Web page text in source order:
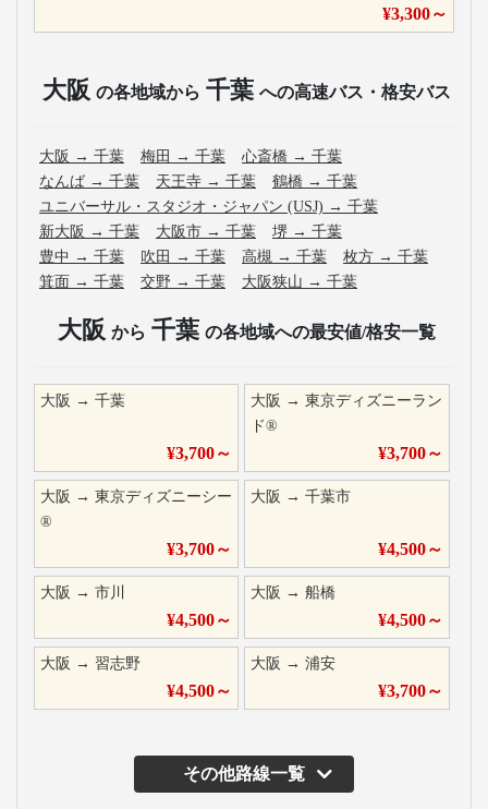
¥3,300～
大阪 の各地域から 千葉 への高速バス・格安バス
大阪 → 千葉 梅田 → 千葉 心斎橋 → 千葉
なんば → 千葉 天王寺 → 千葉 鶴橋 → 千葉
ユニバーサル・スタジオ・ジャパン (USJ) → 千葉
新大阪 → 千葉 大阪市 → 千葉 堺 → 千葉
豊中 → 千葉 吹田 → 千葉 高槻 → 千葉 枚方 → 千葉
箕面 → 千葉 交野 → 千葉 大阪狭山 → 千葉
大阪 から 千葉 の各地域への最安値/格安一覧
大阪 → 千葉
¥3,700～
大阪 →東京ディズニーラン
ド®
¥3,700～
大阪 → 東京ディズニーシー
®
¥3,700～
大阪 →千葉市
¥4,500～
大阪 → 市川
¥4,500～
大阪 →船橋
¥4,500～
大阪 → 習志野
¥4,500～
大阪 →浦安
¥3,700～
その他路線一覧